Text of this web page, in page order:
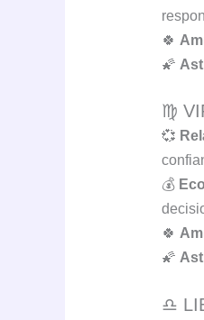
🍀
🌠
♍
💞
💰
🍀
🌠
♎